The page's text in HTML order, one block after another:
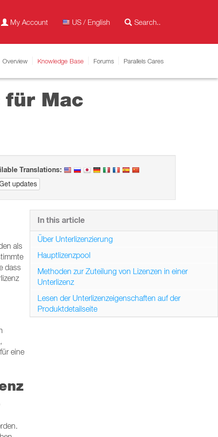
My Account US / English
Overview Knowledge Base Forums Parallels Cares
für Mac
Translations:
updates
als
dass
eine
In this article
Über Unterlizenzierung
Hauptlizenzpool
Methoden zur Zuteilung von Lizenzen in einer
Unterlizenz
Lesen der Unterlizenzeigenschaften auf der
Produktdetailseite